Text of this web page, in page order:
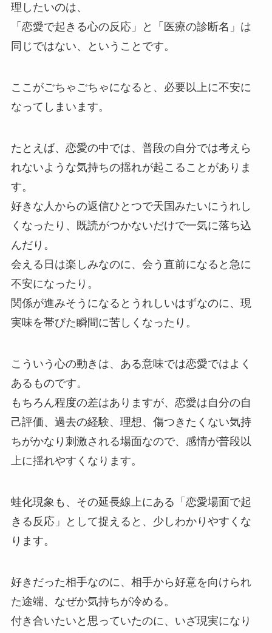
理したいのは、
「恋愛で起きる心の反応」と「医療の診断名」は
同じではない、ということです。
ここがごちゃごちゃになると、必要以上に不安に
なってしまいます。
たとえば、恋愛の中では、普段の自分では考えら
れないような気持ちの揺れが起こることがありま
す。
好きな人からの返信ひとつで天国みたいにうれし
くなったり、既読がつかないだけで一気に落ち込
んだり。
会える日は楽しみなのに、会う直前になると急に
不安になったり。
関係が進みそうになるとうれしいはずなのに、現
実味を帯びた瞬間に苦しくなったり。
こういう心の動きは、ある意味では恋愛ではよく
あるものです。
もちろん程度の差はありますが、恋愛は自分の自
己評価、過去の経験、理想、傷つきたくない気持
ちがかなり刺激される場面なので、感情が普段以
上に揺れやすくなります。
蛙化現象も、その延長線上にある「恋愛場面で起
きる反応」として捉えると、少しわかりやすくな
ります。
好きだった相手なのに、相手から好意を向けられ
た途端、なぜか気持ちが冷める。
付き合いたいと思っていたのに、いざ現実になり